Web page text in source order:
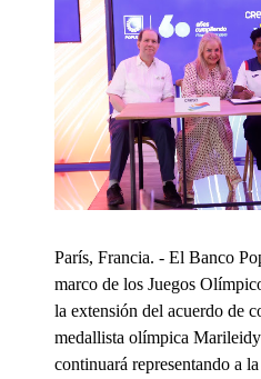
París, Francia. - El Banco
marco de los Juegos
la extensión del acuerdo de
medallista olímpica
continuará representando a